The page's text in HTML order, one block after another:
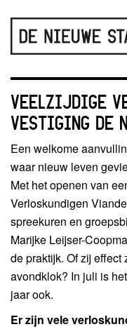
VEELZIJDIGE
VESTIGING DE
Een welkome
waar nieuw leven
Met het openen van
Verloskundigen
spreekuren en
Marijke Leijser-
de praktijk. Of zij
avondklok? In juli is
jaar ook.
Er zijn vele